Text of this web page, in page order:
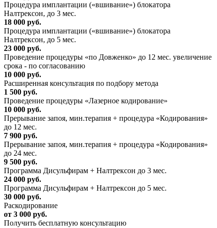
Процедура имплантации («вшивание») блокатора
Налтрексон, до 3 мес.
18 000 руб.
Процедура имплантации («вшивание») блокатора
Налтрексон, до 5 мес.
23 000 руб.
Проведение процедуры «по Довженко» до 12 мес. увеличение
срока - по согласованию
10 000 руб.
Расширенная консультация по подбору метода
1 500 руб.
Проведение процедуры «Лазерное кодирование»
10 000 руб.
Прерывание запоя, мин.терапия + процедура «Кодирования»
до 12 мес.
7 900 руб.
Прерывание запоя, мин.терапия + процедура «Кодирования»
до 24 мес.
9 500 руб.
Программа Дисульфирам + Налтрексон до 3 мес.
24 000 руб.
Программа Дисульфирам + Налтрексон до 5 мес.
30 000 руб.
Раскодирование
от 3 000 руб.
Получить бесплатную консультацию